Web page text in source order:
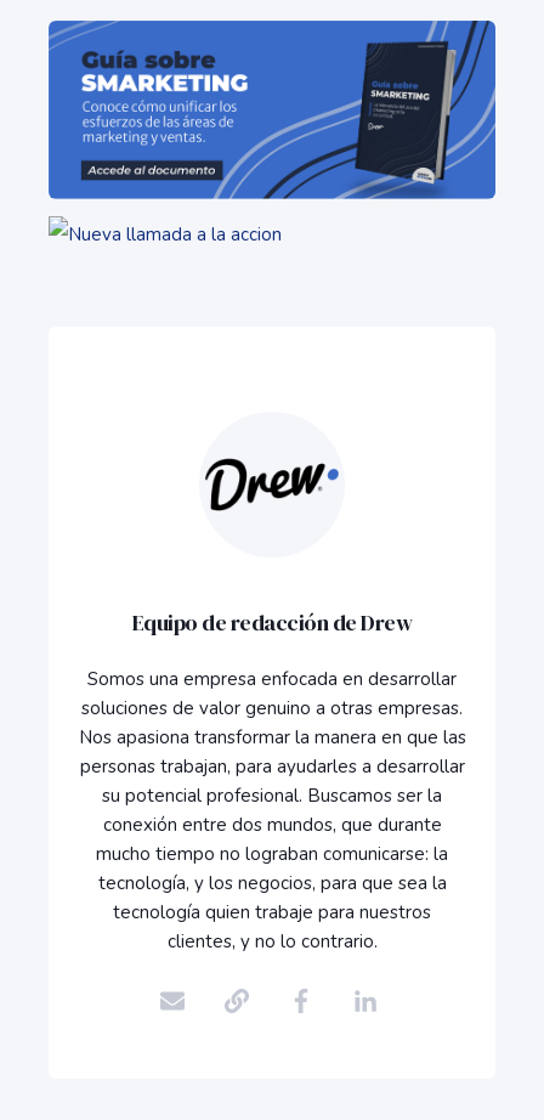
Equipo de redacción de Drew
Somos una empresa enfocada en desarrollar
soluciones de valor genuino a otras empresas.
Nos apasiona transformar la manera en que las
personas trabajan, para ayudarles a desarrollar
su potencial profesional. Buscamos ser la
conexión entre dos mundos, que durante
mucho tiempo no lograban comunicarse: la
tecnología, y los negocios, para que sea la
tecnología quien trabaje para nuestros
clientes, y no lo contrario.